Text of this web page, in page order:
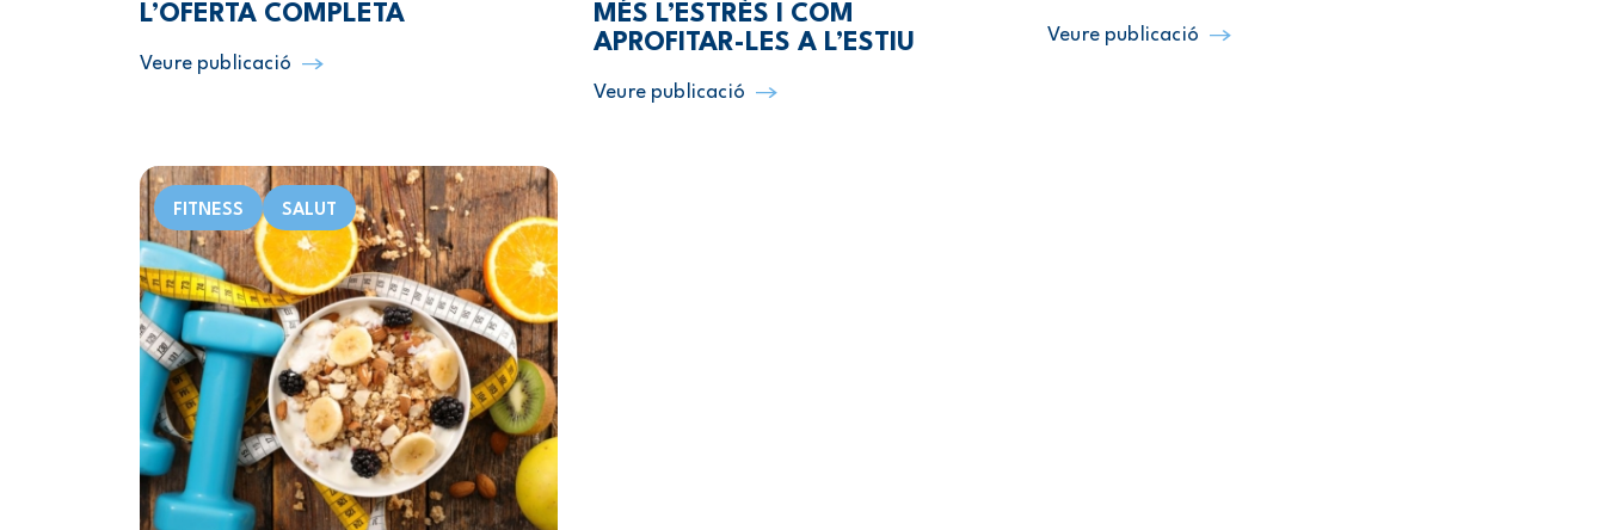
L’OFERTA COMPLETA
Veure publicació
MÉS L’ESTRÈS I COM
APROFITAR-LES A L’ESTIU
Veure publicació
Veure publicació
FITNESS SALUT